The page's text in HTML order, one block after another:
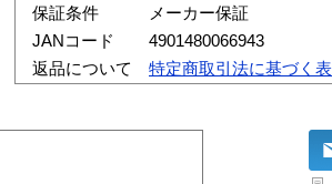
保証条件
メーカー保証
JANコード
4901480066943
返品について
特定商取引法に基づく